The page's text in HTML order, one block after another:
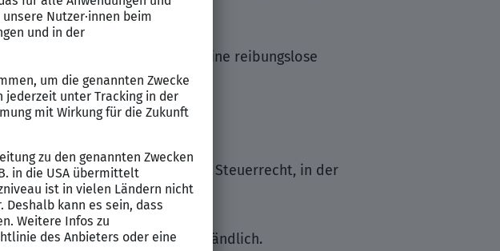
Mandanten und sorgst für eine reibungslose
und kennst dich im deutschen Steuerrecht, in der
aus.
Office ist für dich selbstverständlich.